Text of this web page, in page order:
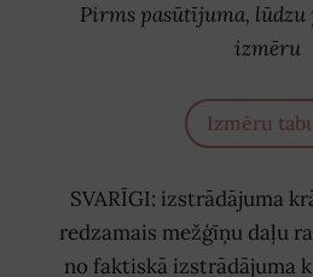
Pirms pasūtījuma, lūdzu
izmēru
Izmēru
SVARĪGI: izstrādājuma
redzamais mežģīņu daļu
no faktiskā izstrādājuma